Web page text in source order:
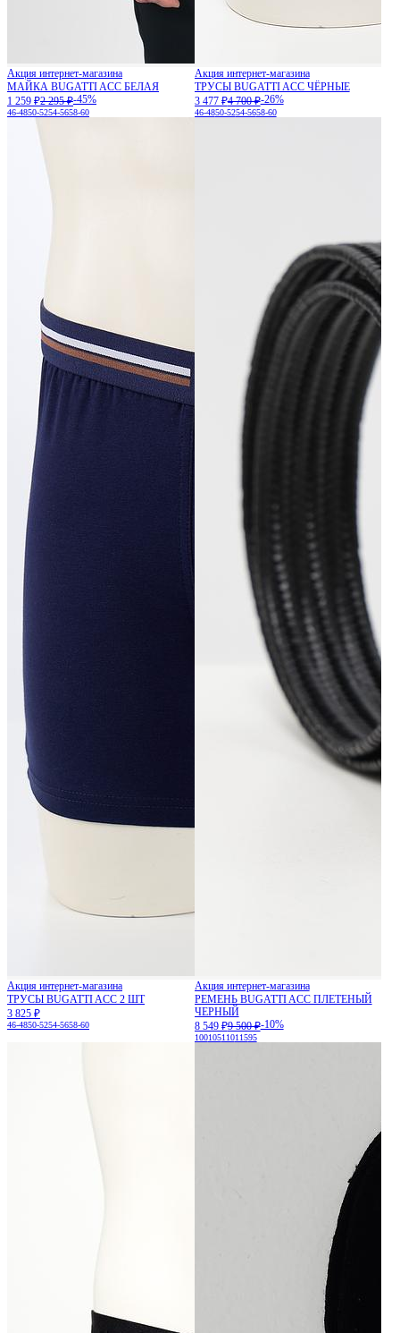
Акция интернет-магазина
МАЙКА BUGATTI ACC БЕЛАЯ
1 259 ₽2 295 ₽-45%
46-4850-5254-5658-60
Акция интернет-магазина
ТРУСЫ BUGATTI ACC ЧЁРНЫЕ
3 477 ₽4 700 ₽-26%
46-4850-5254-5658-60
Акция интернет-магазина
ТРУСЫ BUGATTI ACC 2 ШТ
3 825 ₽
46-4850-5254-5658-60
Акция интернет-магазина
РЕМЕНЬ BUGATTI ACC ПЛЕТЕНЫЙ
ЧЕРНЫЙ
8 549 ₽9 500 ₽-10%
10010511011595